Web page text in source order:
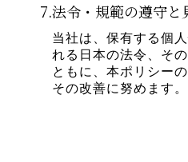
7.法令・規範の遵守と
当社は、保有する個
れる日本の法令、そ
ともに、本ポリシー
その改善に努めます。